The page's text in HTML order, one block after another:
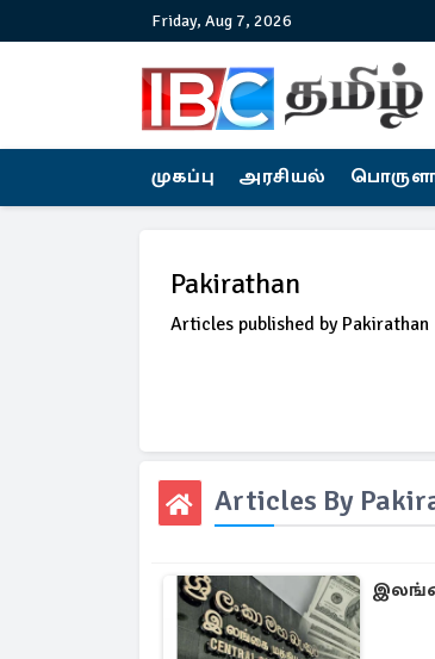
Friday, Aug 7, 2026
முகப்பு அரசியல்
Pakirathan
Articles published by Pakirathan
Articles By